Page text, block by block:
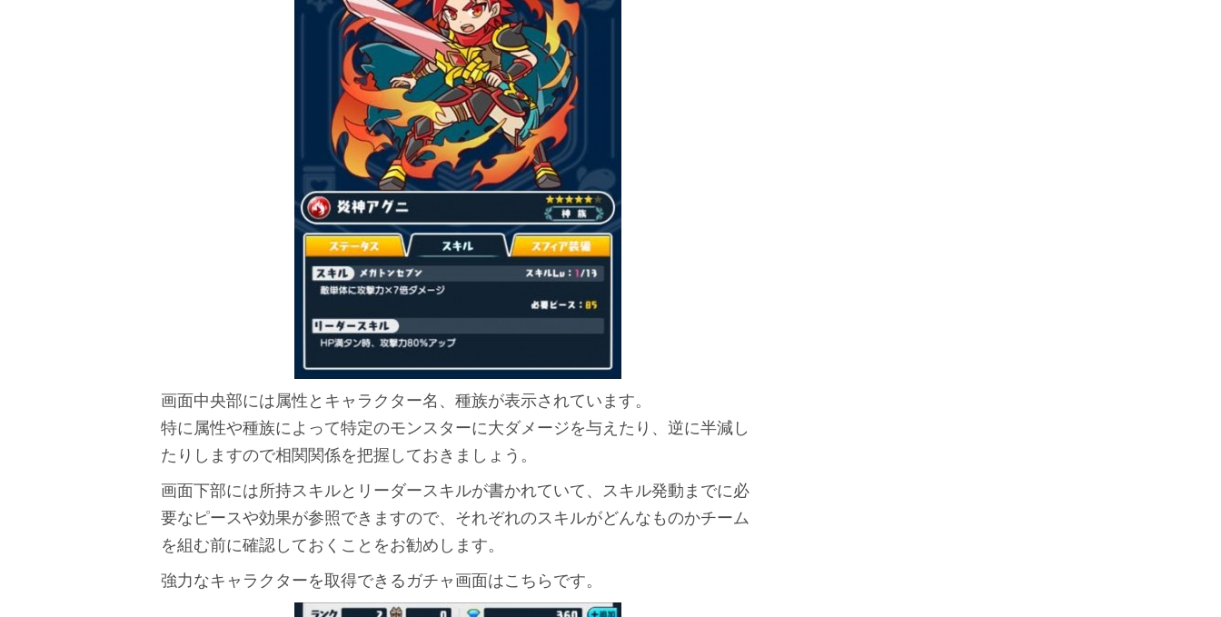
画面中央部には属性とキャラクター名、種族が表示されています。
特に属性や種族によって特定のモンスターに大ダメージを与えたり、逆に半減し
たりしますので相関関係を把握しておきましょう。
画面下部には所持スキルとリーダースキルが書かれていて、スキル発動までに必
要なピースや効果が参照できますので、それぞれのスキルがどんなものかチーム
を組む前に確認しておくことをお勧めします。
強力なキャラクターを取得できるガチャ画面はこちらです。